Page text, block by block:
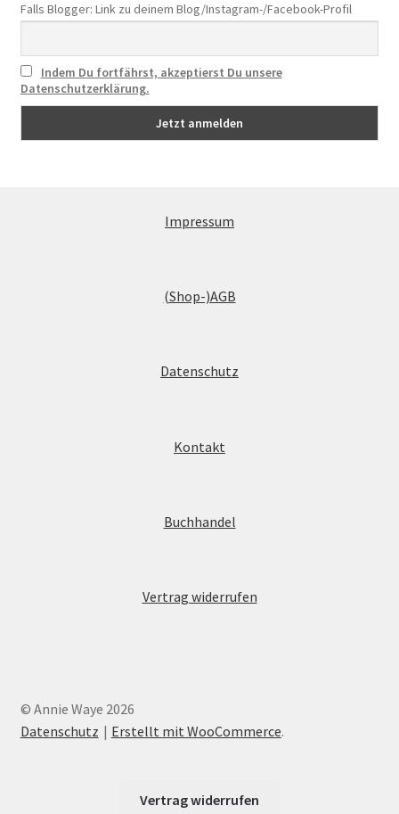
Falls Blogger: Link zu deinem Blog/Instagram-/Facebook-Profil
Indem Du fortfährst, akzeptierst Du unsere
Datenschutzerklärung.
Impressum
(Shop-)AGB
Datenschutz
Kontakt
Buchhandel
Vertrag widerrufen
© Annie Waye 2026
Datenschutz
Erstellt mit WooCommerce.
Vertrag widerrufen